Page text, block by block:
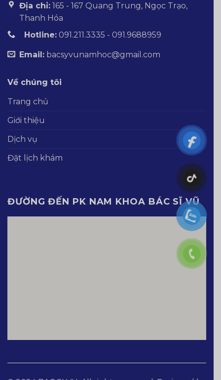
Địa chỉ: 165 - 167 Quang Trung, Ngọc Trạo,
Thanh Hóa
Hotline: 091.211.3335 - 091.9688959
Email: bacsyvunamhoc@gmail.com
Về chúng tôi
Trang chủ
Giới thiệu
Dịch vụ
Đặt lịch khám
ĐƯỜNG ĐẾN PK NAM KHOA BÁC SĨ VŨ